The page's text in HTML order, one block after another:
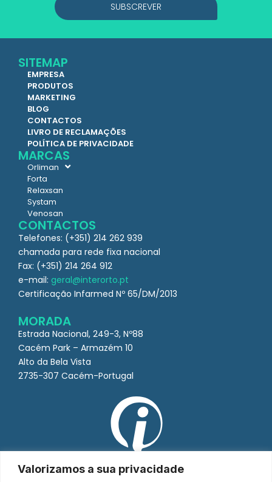
Valorizamos a sua privacidade
SUBSCREVER
SITEMAP
EMPRESA
PRODUTOS
MARKETING
BLOG
CONTACTOS
LIVRO DE RECLAMAÇÕES
POLÍTICA DE PRIVACIDADE
MARCAS
Orliman
Forta
Relaxsan
Systam
Venosan
CONTACTOS
Telefones: (+351) 214 262 939
chamada para rede fixa nacional
Fax: (+351) 214 264 912
e-mail: geral@interorto.pt
Certificação Infarmed Nº 65/DM/2013
MORADA
Estrada Nacional, 249-3, Nº88
Cacém Park – Armazém 10
Alto da Bela Vista
2735-307 Cacém-Portugal